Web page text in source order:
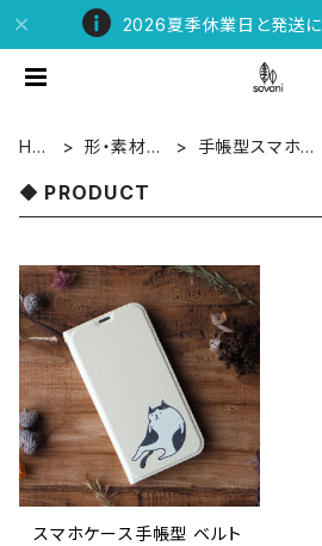
2026夏季休業日と発送
HO
形・素材で
手帳型スマホ
PRODUCT
スマホケース手帳型 ベルト